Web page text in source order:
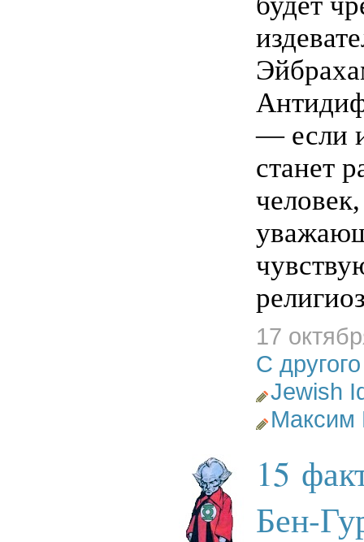
— если
станет
17
С
Jewish
Максим
15
Бен-